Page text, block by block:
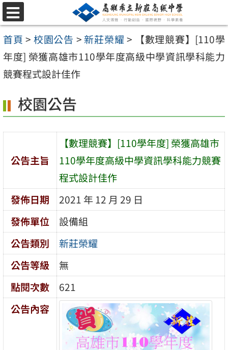
跳
至
主
要
內
區
選
單
首頁 > 校園公告 > 新莊榮耀 >
【數理競賽】[110學
年度] 榮獲高雄市110學年度高級中學資訊學科能力
競賽程式設計佳作
校園公告
公告主旨
【數理競賽】[110學年度] 榮獲高雄市
110學年度高級中學資訊學科能力競賽
程式設計佳作
發佈日期
2021 年 12 月 29 日
發佈單位
設備組
公告類別
新莊榮耀
公告等級
無
點閱次數
621
公告內容